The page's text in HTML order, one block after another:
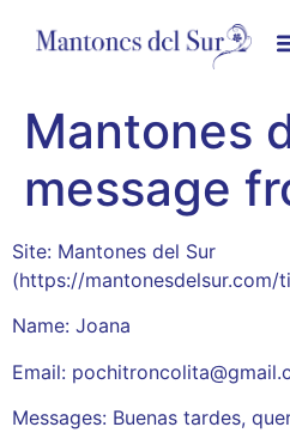
Mantones
message
Site: Mantones del Sur
(https://mantonesdelsur.com/
Name: Joana
Email:
Messages: Buenas tardes,